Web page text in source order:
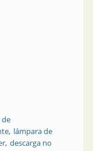
lámpara de
descarga no